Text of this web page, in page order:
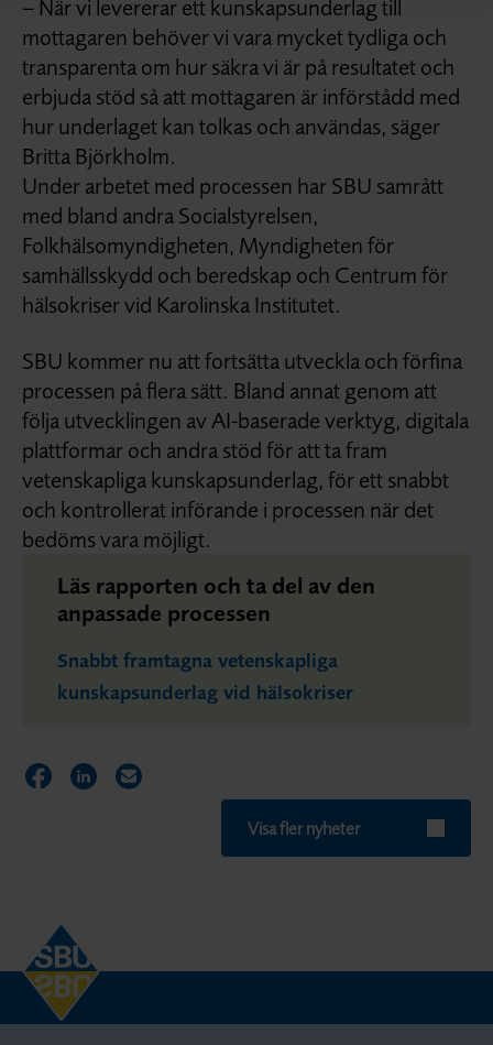
– När vi levererar ett kunskapsunderlag till
mottagaren behöver vi vara mycket tydliga och
transparenta om hur säkra vi är på resultatet och
erbjuda stöd så att mottagaren är införstådd med
hur underlaget kan tolkas och användas, säger
Britta Björkholm.
Under arbetet med processen har SBU samrått
med bland andra Socialstyrelsen,
Folkhälsomyndigheten, Myndigheten för
samhällsskydd och beredskap och Centrum för
hälsokriser vid Karolinska Institutet.
SBU kommer nu att fortsätta utveckla och förfina
processen på flera sätt. Bland annat genom att
följa utvecklingen av AI-baserade verktyg, digitala
plattformar och andra stöd för att ta fram
vetenskapliga kunskapsunderlag, för ett snabbt
och kontrollerat införande i processen när det
bedöms vara möjligt.
Läs rapporten och ta del av den
anpassade processen
Snabbt framtagna vetenskapliga
kunskapsunderlag vid hälsokriser
Dela sidan på Facebook
Dela sidan på LinkedIn
Dela sidan via E-post
Visa fler nyheter